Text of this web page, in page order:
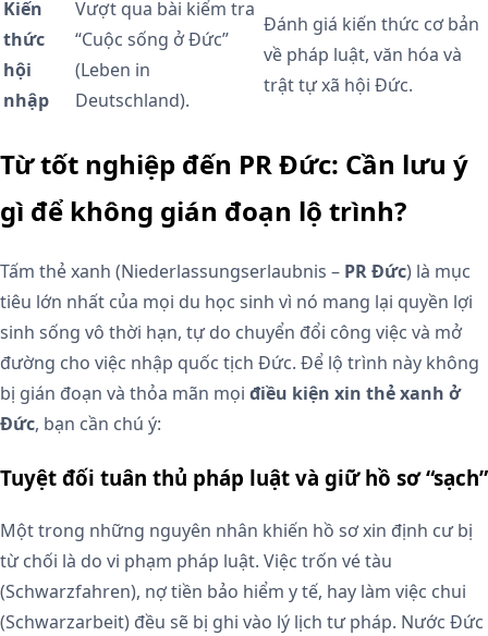
Kiến
thức
hội
nhập
Vượt qua bài kiểm tra
“Cuộc sống ở Đức”
(Leben in
Deutschland).
Đánh giá kiến thức cơ bản
về pháp luật, văn hóa và
trật tự xã hội Đức.
Từ tốt nghiệp đến PR Đức: Cần lưu ý
gì để không gián đoạn lộ trình?
Tấm thẻ xanh (Niederlassungserlaubnis – PR Đức) là mục
tiêu lớn nhất của mọi du học sinh vì nó mang lại quyền lợi
sinh sống vô thời hạn, tự do chuyển đổi công việc và mở
đường cho việc nhập quốc tịch Đức. Để lộ trình này không
bị gián đoạn và thỏa mãn mọi điều kiện xin thẻ xanh ở
Đức, bạn cần chú ý:
Tuyệt đối tuân thủ pháp luật và giữ hồ sơ “sạch”
Một trong những nguyên nhân khiến hồ sơ xin định cư bị
từ chối là do vi phạm pháp luật. Việc trốn vé tàu
(Schwarzfahren), nợ tiền bảo hiểm y tế, hay làm việc chui
(Schwarzarbeit) đều sẽ bị ghi vào lý lịch tư pháp. Nước Đức